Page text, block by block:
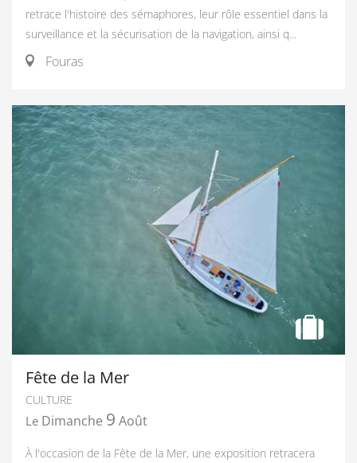
retrace l'histoire des sémaphores, leur rôle essentiel dans la
surveillance et la sécurisation de la navigation, ainsi q...
Fouras
Fête de la Mer
CULTURE
Le Dimanche 9 Août
À l'occasion de la Fête de la Mer, une exposition retracera